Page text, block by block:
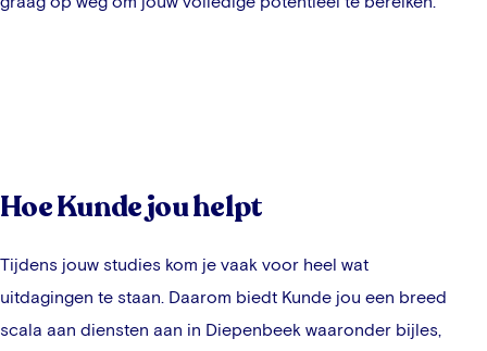
Hoe Kunde jou helpt
Tijdens jouw studies kom je vaak voor heel wat
uitdagingen te staan. Daarom biedt Kunde jou een breed
scala aan diensten aan in Diepenbeek waaronder bijles,